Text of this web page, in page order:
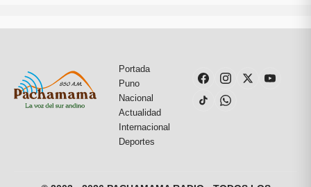
Portada
Puno
Nacional
Actualidad
Internacional
Deportes